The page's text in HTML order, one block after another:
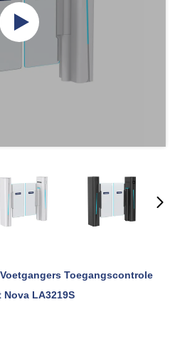
Toegangscontrole
LA3219S